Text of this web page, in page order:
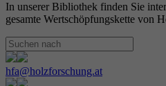
In unserer Bibliothek finden Sie
gesamte Wertschöpfungskette von
hfa@holzforschung.at